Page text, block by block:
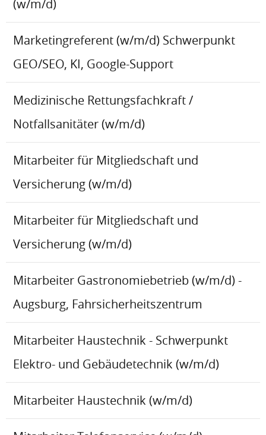
(w/m/d)
Marketingreferent (w/m/d) Schwerpunkt
GEO/SEO, KI, Google-Support
Medizinische Rettungsfachkraft /
Notfallsanitäter (w/m/d)
Mitarbeiter für Mitgliedschaft und
Versicherung (w/m/d)
Mitarbeiter für Mitgliedschaft und
Versicherung (w/m/d)
Mitarbeiter Gastronomiebetrieb (w/m/d) -
Augsburg, Fahrsicherheitszentrum
Mitarbeiter Haustechnik - Schwerpunkt
Elektro- und Gebäudetechnik (w/m/d)
Mitarbeiter Haustechnik (w/m/d)